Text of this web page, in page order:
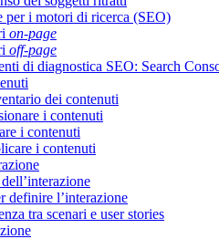
per i motori di ricerca (SEO)
on-page
off-page
di diagnostica SEO: Search
dei contenuti
i contenuti
i contenuti
i contenuti
definire l’interazione
tra scenari e user stories